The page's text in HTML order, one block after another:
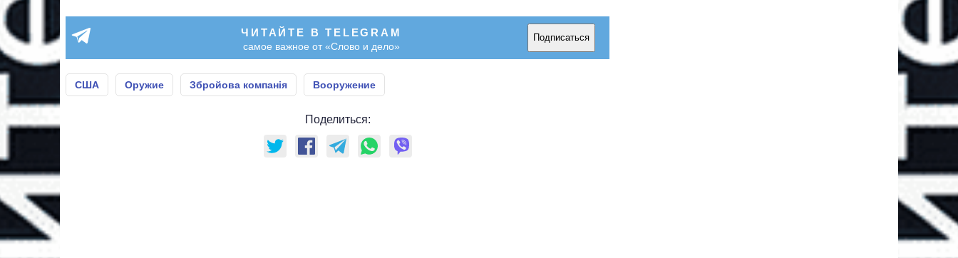
ЧИТАЙТЕ В TELEGRAM
самое важное от «Слово и дело»
Подписаться
США Оружие Збройова компанія Вооружение
Поделиться: